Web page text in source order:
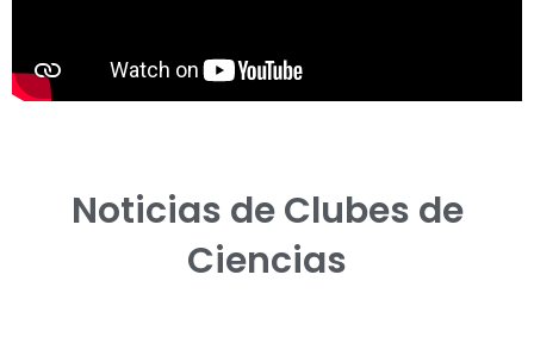
Noticias de Clubes de
Ciencias